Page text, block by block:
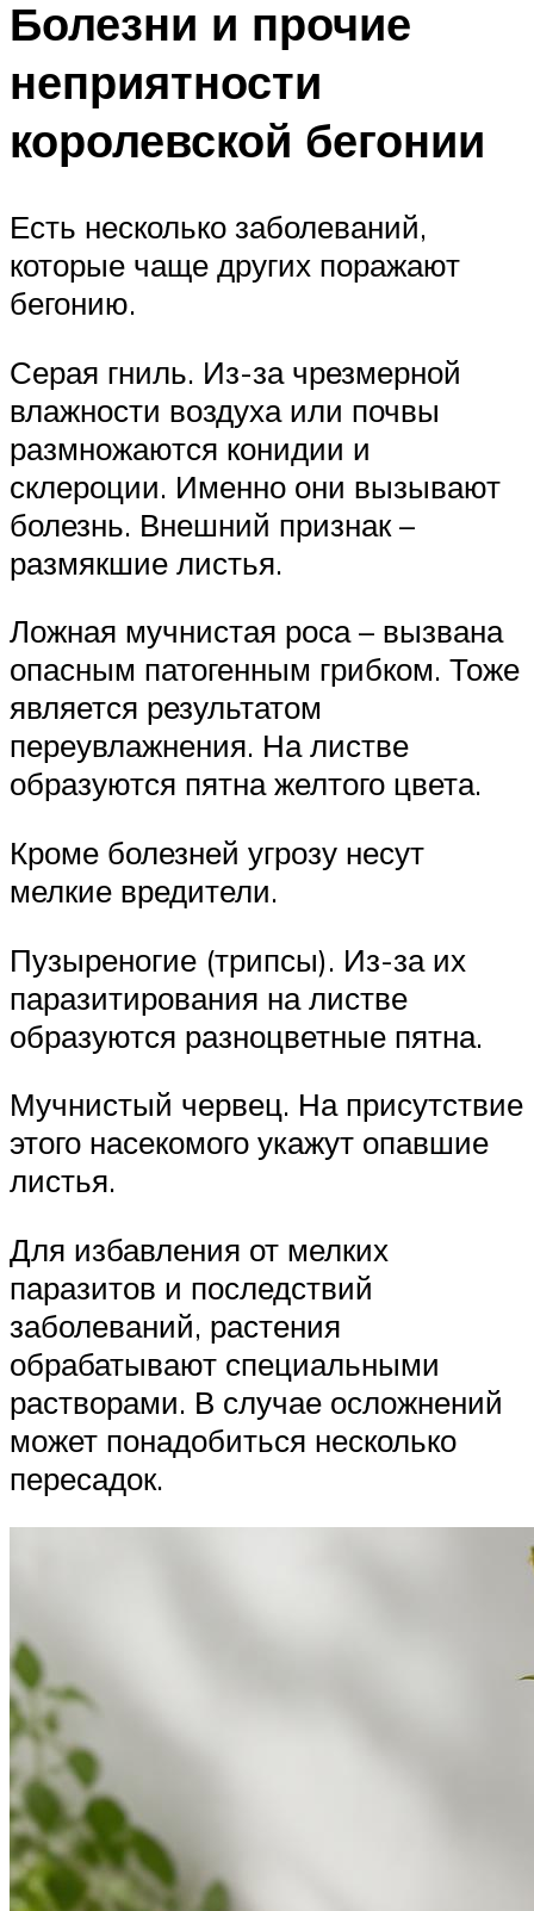
Болезни и прочие
неприятности
королевской бегонии
Есть несколько заболеваний,
которые чаще других поражают
бегонию.
Серая гниль. Из-за чрезмерной
влажности воздуха или почвы
размножаются конидии и
склероции. Именно они вызывают
болезнь. Внешний признак –
размякшие листья.
Ложная мучнистая роса – вызвана
опасным патогенным грибком. Тоже
является результатом
переувлажнения. На листве
образуются пятна желтого цвета.
Кроме болезней угрозу несут
мелкие вредители.
Пузыреногие (трипсы). Из-за их
паразитирования на листве
образуются разноцветные пятна.
Мучнистый червец. На присутствие
этого насекомого укажут опавшие
листья.
Для избавления от мелких
паразитов и последствий
заболеваний, растения
обрабатывают специальными
растворами. В случае осложнений
может понадобиться несколько
пересадок.